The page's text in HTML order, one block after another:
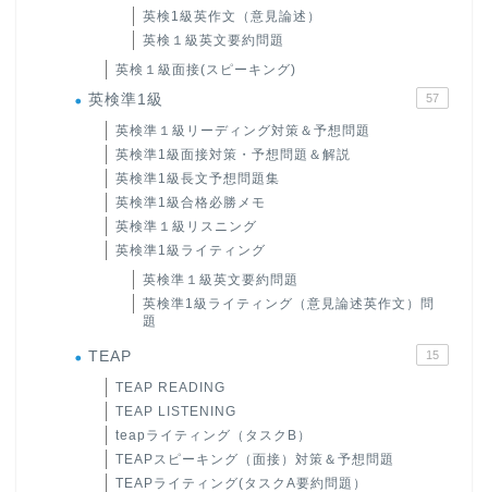
英検1級英作文（意見論述）
英検１級英文要約問題
英検１級面接(スピーキング)
英検準1級 57
英検準１級リーディング対策＆予想問題
英検準1級面接対策・予想問題＆解説
英検準1級長文予想問題集
英検準1級合格必勝メモ
英検準１級リスニング
英検準1級ライティング
英検準１級英文要約問題
英検準1級ライティング（意見論述英作文）問
題
TEAP 15
TEAP READING
TEAP LISTENING
teapライティング（タスクB）
TEAPスピーキング（面接）対策＆予想問題
TEAPライティング(タスクA要約問題）